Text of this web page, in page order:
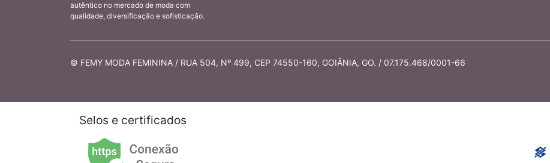
autêntico no mercado de moda com
qualidade, diversificação e sofisticação.
© FEMY MODA FEMININA / RUA 504, Nº 499, CEP 74550-160, GOIÂNIA, GO. / 07.175.468/0001-66
Selos e certificados